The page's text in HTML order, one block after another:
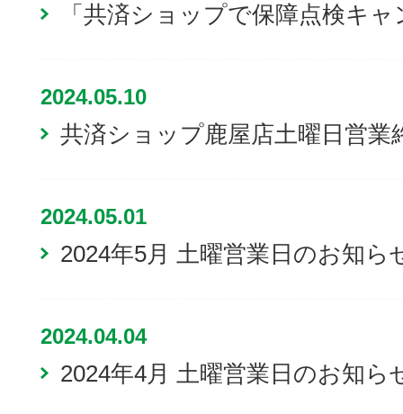
「共済ショップで保障点検キ
2024.05.10
共済ショップ鹿屋店土曜日営業
2024.05.01
2024年5月 土曜営業日のお知ら
2024.04.04
2024年4月 土曜営業日のお知ら